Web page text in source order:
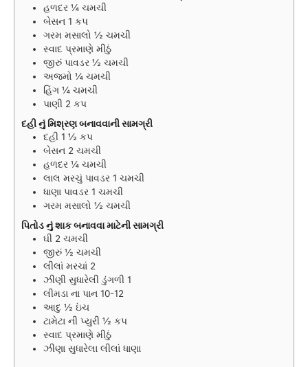
હળદર ¼ ચમચી
બેસન 1 કપ
ગરમ મસાલો ½ ચમચી
સ્વાદ પ્રમાણે મીઠું
જીરું પાવડર ½ ચમચી
અજમો ¼ ચમચી
હિંગ ¼ ચમચી
પાણી 2 કપ
દહી નું મિશ્રણ બનાવવાની સામગ્રી
દહી 1 ½ કપ
બેસન 2 ચમચી
હળદર ¼ ચમચી
લાલ મરચું પાવડર 1 ચમચી
ધાણા પાવડર 1 ચમચી
ગરમ મસાલો ½ ચમચી
પિતોડ નું શાક બનાવવા માટેની સામગ્રી
ઘી 2 ચમચી
જીરું ½ ચમચી
લીલાં મરચાં 2
ઝીણી સુધારેલી ડુંગળી 1
લીમડા ના પાન 10-12
આદુ ½ ઇંચ
ટામેટા ની પ્યુરી ½ કપ
સ્વાદ પ્રમાણે મીઠું
ઝીણા સુધારેલા લીલાં ધાણા